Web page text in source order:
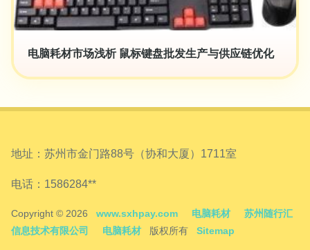
电脑耗材市场浅析 鼠标键盘批发生产与供应链优化
地址：苏州市金门路88号（协和大厦）1711室
电话：1586284**
Copyright © 2026 www.sxhpay.com 电脑耗材
苏州随行汇
信息技术有限公司
电脑耗材 版权所有 Sitemap